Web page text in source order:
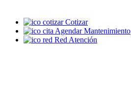
Cotizar
Agendar Mantenimiento
Red Atención